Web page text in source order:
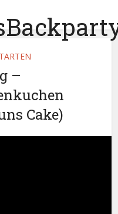
–
Cake)